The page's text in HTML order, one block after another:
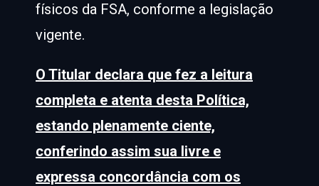
físicos da FSA, conforme a legislação
vigente.
O Titular declara que fez a leitura
completa e atenta desta Política,
estando plenamente ciente,
conferindo assim sua livre e
expressa concordância com os